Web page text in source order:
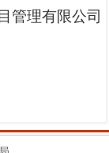
管理有限公司